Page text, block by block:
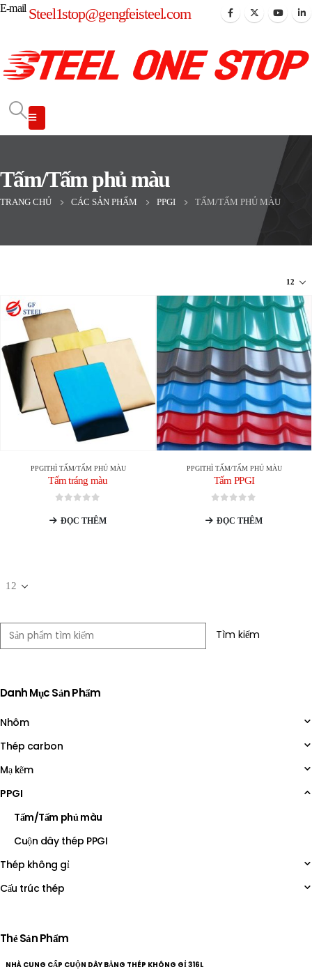
E-mail Steel1stop@gengfeisteel.com
Tấm/Tấm phủ màu
TRANG CHỦ CÁC SẢN PHẨM PPGI TẤM/TẤM PHỦ MÀU
PPGITHÌ TẤM/TẤM PHỦ MÀU
Tấm tráng màu
ĐỌC THÊM
PPGITHÌ TẤM/TẤM PHỦ MÀU
Tấm PPGI
ĐỌC THÊM
Tìm kiếm
Danh Mục Sản Phẩm
Nhôm
Thép carbon
Mạ kẽm
PPGI
Tấm/Tấm phủ màu
Cuộn dây thép PPGI
Thép không gỉ
Cấu trúc thép
Thẻ Sản Phẩm
NHÀ CUNG CẤP CUỘN DÂY BẰNG THÉP KHÔNG GỈ 316L